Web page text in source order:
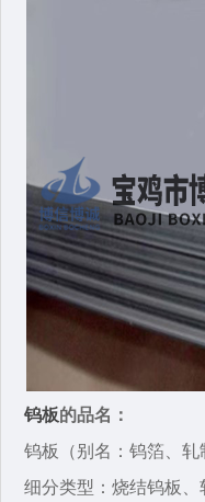
钨板的品名：
钨板（别名：钨箔、轧
细分类型：烧结钨板、